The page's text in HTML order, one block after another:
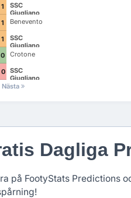
SSC
Giugliano
Benevento
SSC
Giugliano
Crotone
SSC
Giugliano
Nästa
Dagliga
på FootyStats Predictions